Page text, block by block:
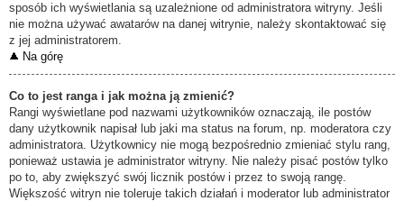
sposób ich wyświetlania są uzależnione od administratora witryny. Jeśli
nie można używać awatarów na danej witrynie, należy skontaktować się
z jej administratorem.
Na górę
Co to jest ranga i jak można ją zmienić?
Rangi wyświetlane pod nazwami użytkowników oznaczają, ile postów
dany użytkownik napisał lub jaki ma status na forum, np. moderatora czy
administratora. Użytkownicy nie mogą bezpośrednio zmieniać stylu rang,
ponieważ ustawia je administrator witryny. Nie należy pisać postów tylko
po to, aby zwiększyć swój licznik postów i przez to swoją rangę.
Większość witryn nie toleruje takich działań i moderator lub administrator